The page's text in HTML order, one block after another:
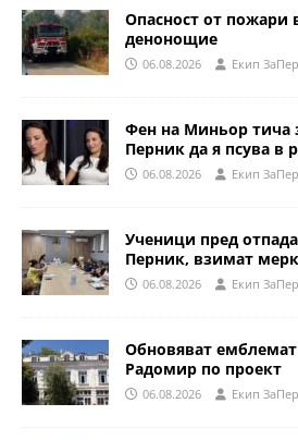
Опасност от пожари
денонощие
06.08.2026 Eкип
Фен на Миньор тича
Перник да я псува в
06.08.2026 Eкип
Ученици пред
Перник, взимат
06.08.2026 Eкип
Обновяват
Радомир по проект
06.08.2026 Eкип